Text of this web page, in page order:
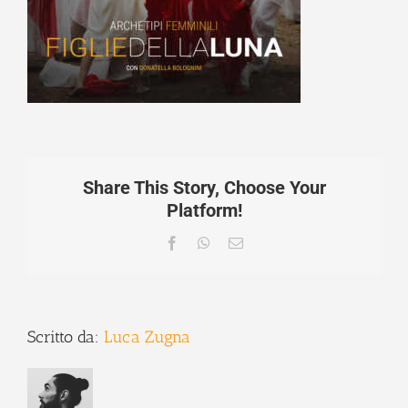
Share This Story, Choose Your
Platform!
FacebookWhatsApp
Email
Scritto da: Luca Zugna